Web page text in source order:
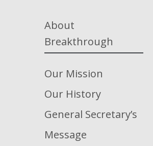
About
Breakthrough
Our Mission
Our History
General Secretary’s
Message